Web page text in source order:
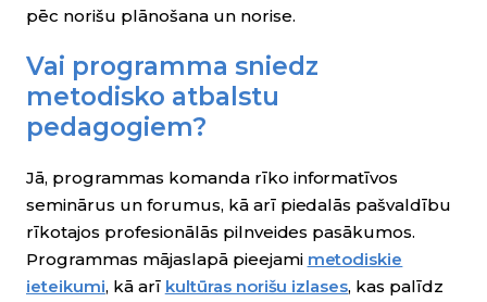
pēc norišu plānošana un norise.
Vai programma sniedz
metodisko atbalstu
pedagogiem?
Jā, programmas komanda rīko informatīvos
seminārus un forumus, kā arī piedalās pašvaldību
rīkotajos profesionālās pilnveides pasākumos.
Programmas mājaslapā pieejami metodiskie
ieteikumi, kā arī kultūras norišu izlases, kas palīdz